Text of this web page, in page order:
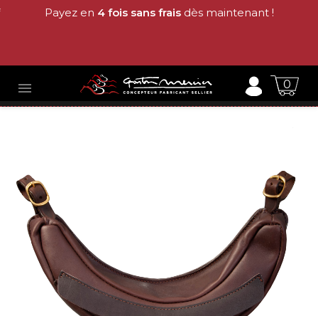
Payez en 4 fois sans fraisdès maintenant !
 0